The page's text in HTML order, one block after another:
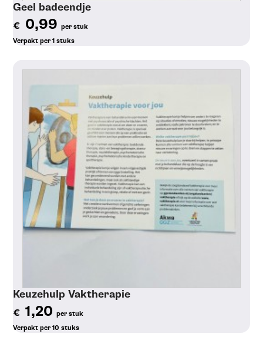
Geel badeendje
€ 0,99per stuk
Verpakt per 1 stuks
Keuzehulp Vaktherapie
€ 1,20per stuk
Verpakt per 10 stuks